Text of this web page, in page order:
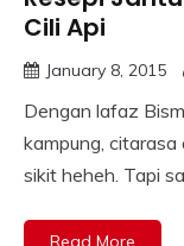
Cili Api
January 8, 2015
Dengan lafaz
kampung,
sikit heheh. Tapi